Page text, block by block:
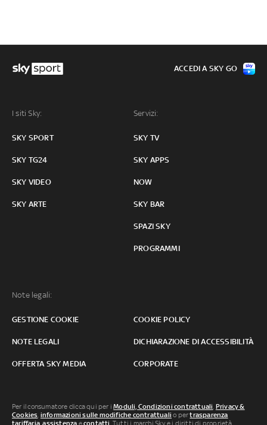
I siti Sky:
SKY SPORT
SKY TG24
SKY VIDEO
SKY ARTE
Servizi:
SKY TV
SKY APPS
NOW
SKY BAR
SPAZI SKY
PROGRAMMI
Note legali:
GESTIONE COOKIE COOKIE POLICY
NOTE LEGALI DICHIARAZIONE DI ACCESSIBILITÀ
OFFERTA SKY MEDIA CORPORATE
ACCEDI A SKY GO
Per il consumatore clicca qui per iModuli, Condizioni contrattuali Privacy &
Cookies informazioni sulle modifiche contrattuali o pertrasparenza
tariffaria ,assistenza econtatti . Tutti i marchi Sky e i diritti di proprietà